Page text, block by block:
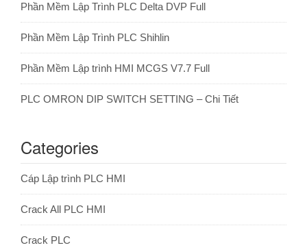
Phần Mềm Lập Trình PLC Delta DVP Full
Phần Mềm Lập Trình PLC Shihlin
Phần Mềm Lập trình HMI MCGS V7.7 Full
PLC OMRON DIP SWITCH SETTING – Chi Tiết
Categories
Cáp Lập trình PLC HMI
Crack All PLC HMI
Crack PLC